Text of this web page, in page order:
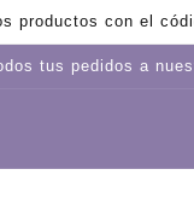
productos con el
tus pedidos a